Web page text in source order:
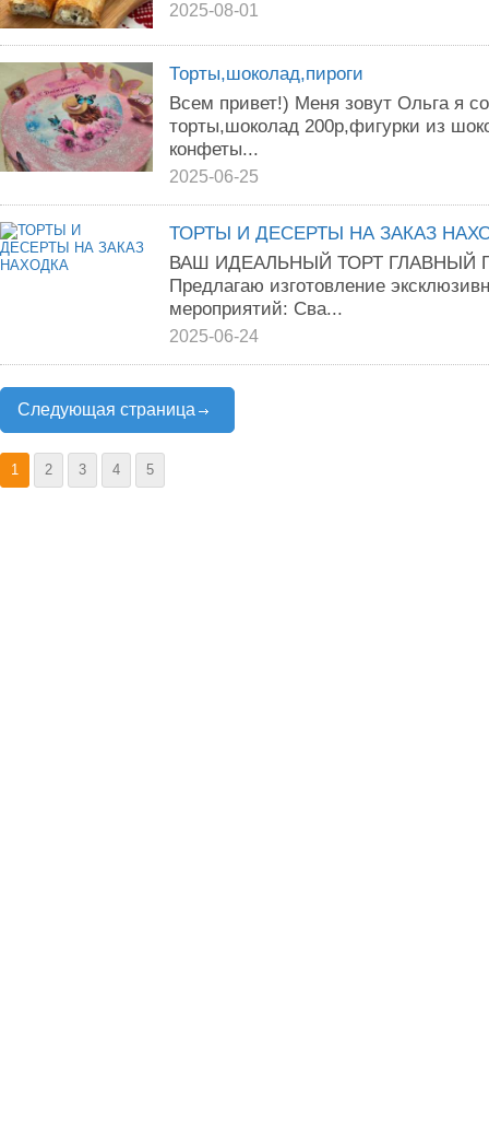
2025-08-01
Торты,шоколад,пироги
Bсем пpивет!) Meня зовут Ольга я
тopты,шоколад 200р,фигурки из
конфеты...
2025-06-25
ТОРТЫ И ДЕСЕРТЫ НА ЗАКАЗ
ВАШ ИДЕАЛЬНЫЙ ТОРТ ГЛАВНЫЙ
Предлагаю изготовление
мероприятий: Сва...
2025-06-24
Следующая страница
1 2 3 4 5